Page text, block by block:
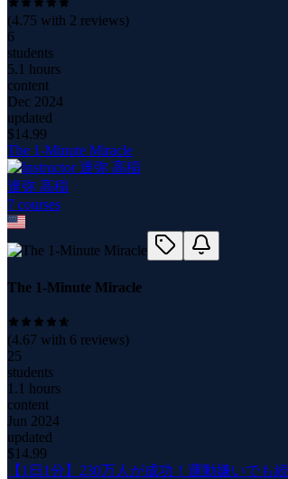
(4.75 with 2 reviews)
6
students
5.1 hours
content
Dec 2024
updated
$14.99
The 1-Minute Miracle
達弥 高稲
7 courses
The 1-Minute Miracle
(4.67 with 6 reviews)
25
students
1.1 hours
content
Jun 2024
updated
$14.99
【1日1分】230万人が成功！運動嫌いでも